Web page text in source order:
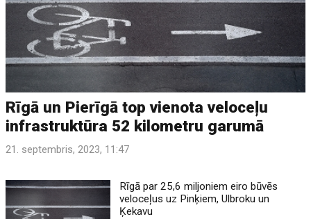
Rīgā un Pierīgā top vienota veloceļu
infrastruktūra 52 kilometru garumā
21. septembris, 2023, 11:47
Rīgā par 25,6 miljoniem eiro būvēs
veloceļus uz Pinķiem, Ulbroku un
Ķekavu